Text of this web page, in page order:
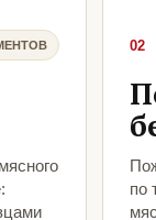
02
по